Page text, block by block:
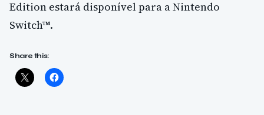
Edition estará disponível para a Nintendo
Switch™.
Share this: